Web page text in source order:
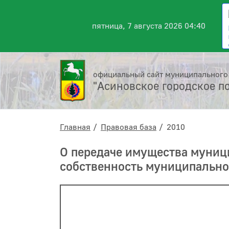
пятница, 7 августа 2026 04:40
официальный сайт
"Асиновское городское
Главная Правовая база 2010
О передаче имущества
собственность